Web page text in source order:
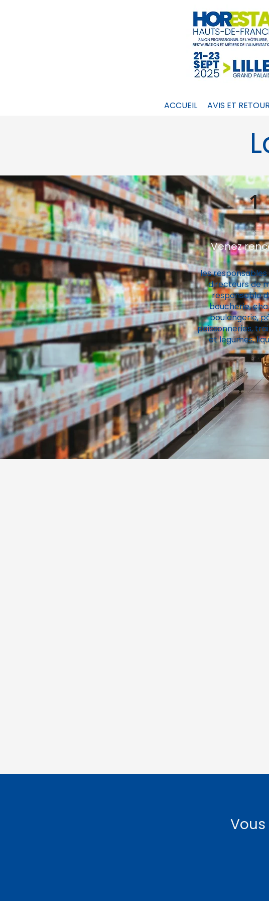
ACCUEIL AVIS ET
1
Venez
les responsables
directeurs de
responsable
boucherie,
boulangerie,
poissonneries,
et légumes,